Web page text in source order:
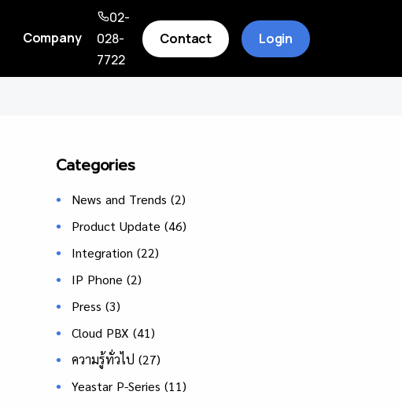
Company
02-
028-
7722
Contact Login
Categories
News and Trends (2)
Product Update (46)
Integration (22)
IP Phone (2)
Press (3)
Cloud PBX (41)
ความรู้ทั่วไป (27)
Yeastar P-Series (11)